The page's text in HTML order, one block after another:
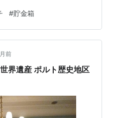
ートワインになったそう
えた赤玉パンチという製品
。そうでした。甘いワイ
です。 実家に、母が貯金
の瓶が残っています。瓶
す。蓋は硬貨…
#貯金箱
前
界遺産 ポルト歴史地区